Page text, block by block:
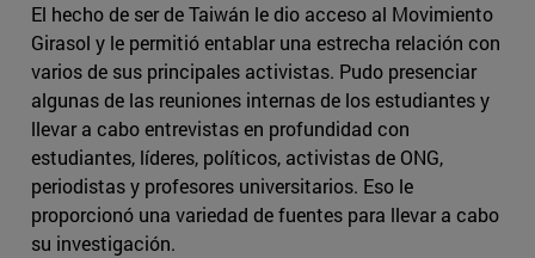
El hecho de ser de Taiwán le dio acceso al Movimiento
Girasol y le permitió entablar una estrecha relación con
varios de sus principales activistas. Pudo presenciar
algunas de las reuniones internas de los estudiantes y
llevar a cabo entrevistas en profundidad con
estudiantes, líderes, políticos, activistas de ONG,
periodistas y profesores universitarios. Eso le
proporcionó una variedad de fuentes para llevar a cabo
su investigación.